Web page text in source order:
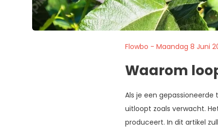
Flowbo - Maandag 8 Juni
Waarom
Als je een
uitloopt zoals verwacht.
produceert. In dit artikel